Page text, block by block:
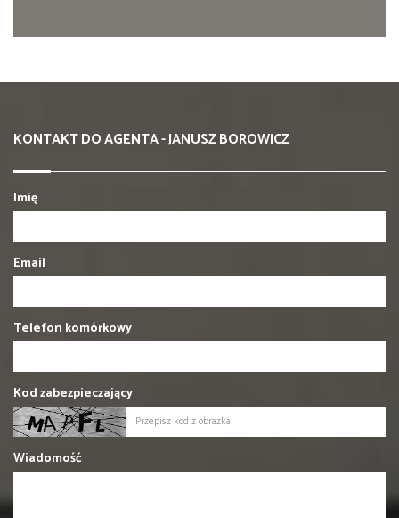
KONTAKT DO AGENTA - JANUSZ BOROWICZ
Imię
Email
Telefon komórkowy
Kod zabezpieczający
Wiadomość